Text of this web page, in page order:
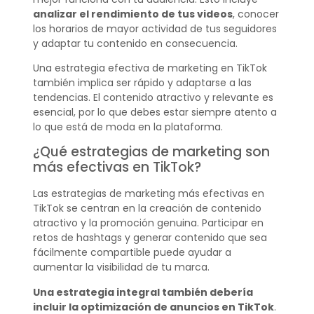
analizar el rendimiento de tus videos, conocer
los horarios de mayor actividad de tus seguidores
y adaptar tu contenido en consecuencia.
Una estrategia efectiva de marketing en TikTok
también implica ser rápido y adaptarse a las
tendencias. El contenido atractivo y relevante es
esencial, por lo que debes estar siempre atento a
lo que está de moda en la plataforma.
¿Qué estrategias de marketing son
más efectivas en TikTok?
Las estrategias de marketing más efectivas en
TikTok se centran en la creación de contenido
atractivo y la promoción genuina. Participar en
retos de hashtags y generar contenido que sea
fácilmente compartible puede ayudar a
aumentar la visibilidad de tu marca.
Una estrategia integral también debería
incluir la optimización de anuncios en TikTok.